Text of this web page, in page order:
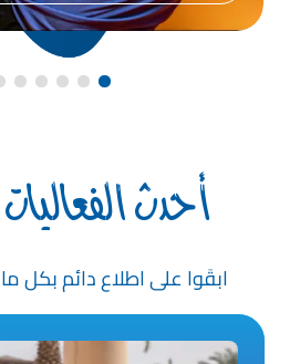
أحدث الفعاليات
ابقَوا على اطلاع دائم بكل